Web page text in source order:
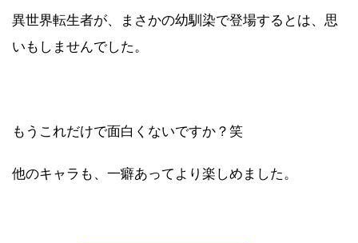
異世界転生者が、まさかの幼馴染で登場するとは、思
いもしませんでした。
もうこれだけで面白くないですか？笑
他のキャラも、一癖あってより楽しめました。